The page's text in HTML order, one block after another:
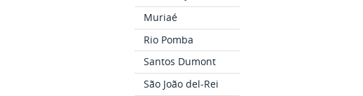
Muriaé
Rio Pomba
Santos Dumont
São João del-Rei